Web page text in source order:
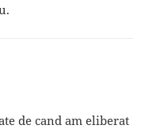
de cand am eliberat